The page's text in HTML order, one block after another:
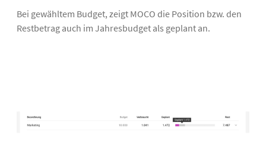
Bei gewähltem Budget, zeigt MOCO die Position bzw. den
Restbetrag auch im Jahresbudget als geplant an.